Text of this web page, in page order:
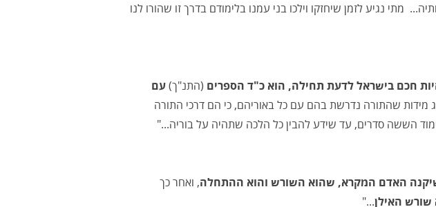
מתי נגיע לזמן שיחזקו וילכו בני עמנו בלימודם בדרך זו שהורו לנו
חכם בישראל לדעת תחילה, הוא כ"ד הספרים (התנ"ך)עם
מידות שהתורה נדרשת בהם עם כל באוריהם, כי הם דרכי התורה
הששה סדרים, עד שידע להבין כל הלכה שתהיה על בוריה..."
האדם המקרא, שהוא השורש והוא ההתחלה, ואחר כך
האילן..."